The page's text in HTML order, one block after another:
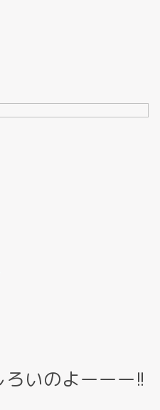
いのよーーー!!